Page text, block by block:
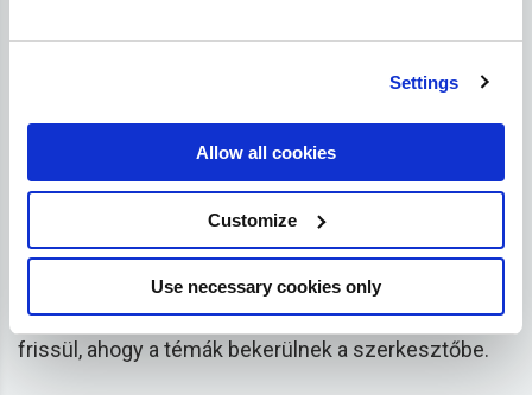
Settings
Allow all cookies
Customize
Use necessary cookies only
A beépített szerkesztőből egyírófrissíthet egy
miközben láthatja, hogy melyik téma
(szervezetek) kell, hogy lefedjék. Az InLinks
tartalomszerkesztőhöz tartozik egy metrika, az
úgynevezett 'TartalomScore', amely valós időben
frissül, ahogy a témák bekerülnek a szerkesztőbe.